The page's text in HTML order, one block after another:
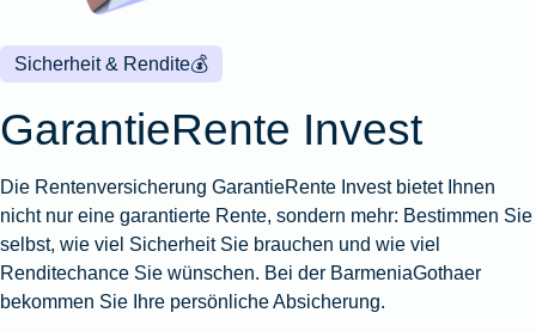
Produktübersicht
Produktübersicht
Oldtimersammlungsversicherung
Zur
💰
Sicherheit & Rendite
GarantieRente Invest
Die Rentenversicherung GarantieRente Invest bietet Ihnen
nicht nur eine garantierte Rente, sondern mehr: Bestimmen Sie
selbst, wie viel Sicherheit Sie brauchen und wie viel
Renditechance Sie wünschen. Bei der BarmeniaGothaer
bekommen Sie Ihre persönliche Absicherung.